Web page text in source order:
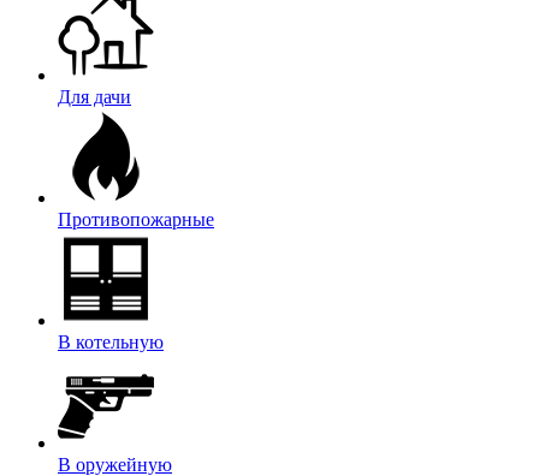
Для дачи
Противопожарные
В котельную
В оружейную